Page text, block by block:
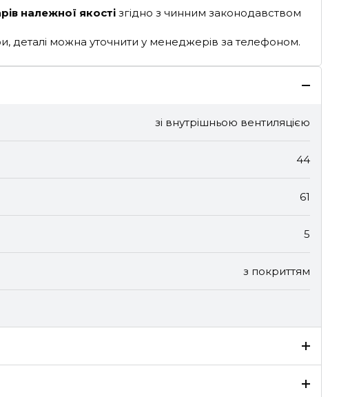
належної якості згідно з чинним законодавством
деталі можна уточнити у менеджерів за телефоном.
зі внутрішньою вентиляцією
44
61
5
з покриттям